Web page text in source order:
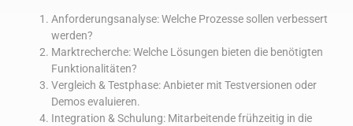
Anforderungsanalyse: Welche Prozesse sollen verbessert
werden?
Marktrecherche: Welche Lösungen bieten die benötigten
Funktionalitäten?
Vergleich & Testphase: Anbieter mit Testversionen oder
Demos evaluieren.
Integration & Schulung: Mitarbeitende frühzeitig in die